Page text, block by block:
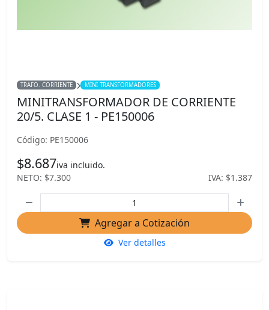
TRAFO. CORRIENTE MINI TRANSFORMADORES
MINITRANSFORMADOR DE CORRIENTE
20/5. CLASE 1 - PE150006
Código: PE150006
$8.687iva incluido.
NETO: $7.300
IVA: $1.387
Agregar a Cotización
Ver detalles